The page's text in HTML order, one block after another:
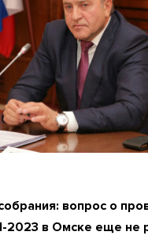
вопрос о
2023 в Омске еще не